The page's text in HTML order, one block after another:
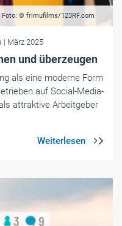
Foto: © frimufilms/123RF.com
| März 2025
und überzeugen
als eine moderne Form
auf Social-Media-
attraktive Arbeitgeber